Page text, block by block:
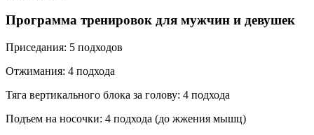
Программа тренировок для мужчин и девушек
Приседания: 5 подходов
Отжимания: 4 подхода
Тяга вертикального блока за голову: 4 подхода
Подъем на носочки: 4 подхода (до жжения мышц)